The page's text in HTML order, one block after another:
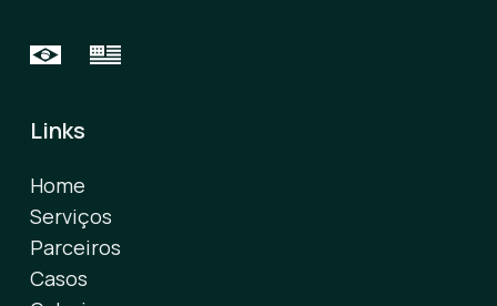
Links
Home
Serviços
Parceiros
Casos